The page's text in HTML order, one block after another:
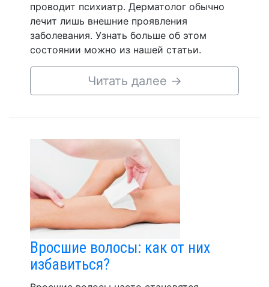
проводит психиатр. Дерматолог обычно
лечит лишь внешние проявления
заболевания. Узнать больше об этом
состоянии можно из нашей статьи.
Читать далее →
Вросшие волосы: как от них
избавиться?